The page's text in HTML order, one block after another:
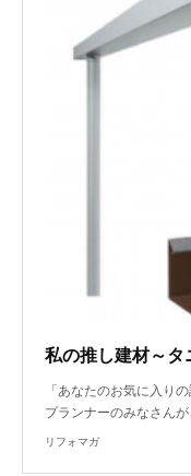
「あなたのお気に入り
プランナーのみなさん
リフォマガ